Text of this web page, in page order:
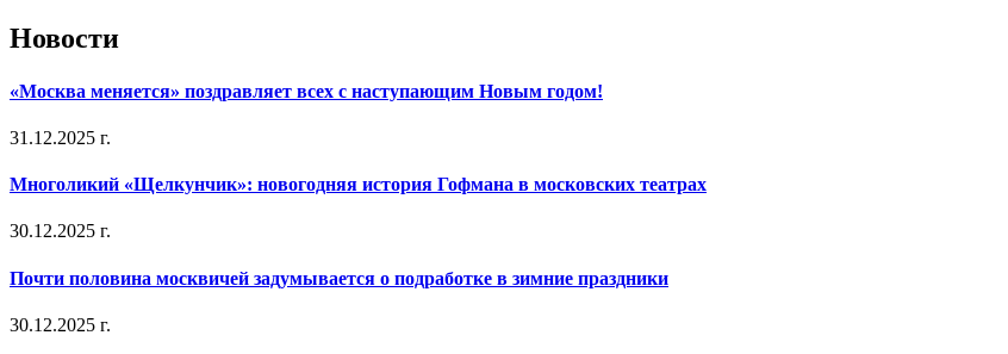
Новости
«Москва меняется» поздравляет всех с наступающим Новым годом!
31.12.2025 г.
Многоликий «Щелкунчик»: новогодняя история Гофмана в московских театрах
30.12.2025 г.
Почти половина москвичей задумывается о подработке в зимние праздники
30.12.2025 г.